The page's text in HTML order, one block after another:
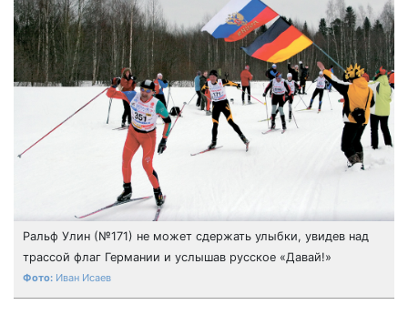
Ральф Улин (№171) не может сдержать улыбки, увидев над
трассой флаг Германии и услышав русское «Давай!»
Иван Исаев